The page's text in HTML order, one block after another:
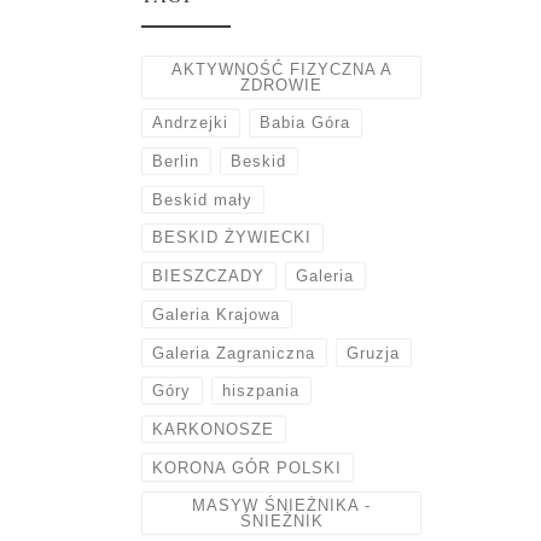
AKTYWNOŚĆ FIZYCZNA A
ZDROWIE
Andrzejki Babia Góra
Berlin Beskid
Beskid mały
BESKID ŻYWIECKI
BIESZCZADY Galeria
Galeria Krajowa
Galeria Zagraniczna Gruzja
Góry hiszpania
KARKONOSZE
KORONA GÓR POLSKI
MASYW ŚNIEŻNIKA -
ŚNIEŻNIK